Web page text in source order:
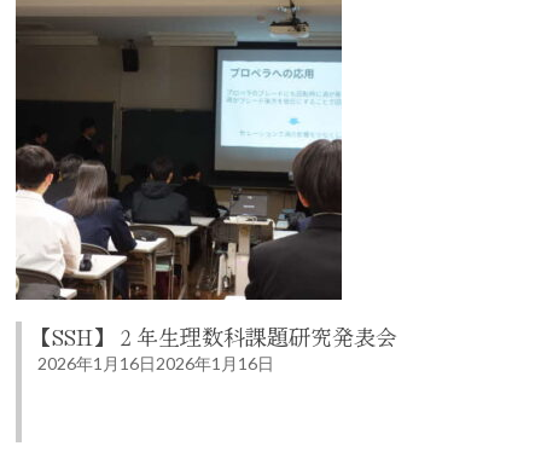
【SSH】２年生理数科課題研究発表会
2026年1月16日2026年1月16日